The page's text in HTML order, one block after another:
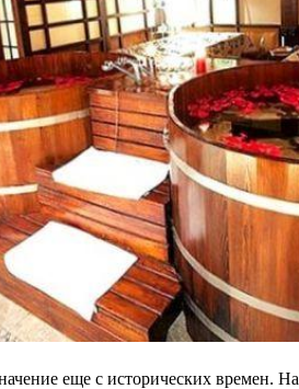
еще с исторических времен.